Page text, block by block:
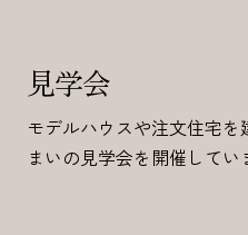
見学会
モデルハウスや注文住宅
まいの見学会を開催してい